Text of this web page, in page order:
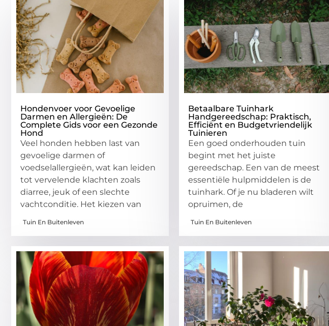
Hondenvoer voor Gevoelige
Darmen en Allergieën: De
Complete Gids voor een Gezonde
Hond
Veel honden hebben last van
gevoelige darmen of
voedselallergieën, wat kan leiden
tot vervelende klachten zoals
diarree, jeuk of een slechte
vachtconditie. Het kiezen van
Tuin En Buitenleven
Betaalbare Tuinhark
Handgereedschap: Praktisch,
Efficiënt en Budgetvriendelijk
Tuinieren
Een goed onderhouden tuin
begint met het juiste
gereedschap. Een van de meest
essentiële hulpmiddelen is de
tuinhark. Of je nu bladeren wilt
opruimen, de
Tuin En Buitenleven